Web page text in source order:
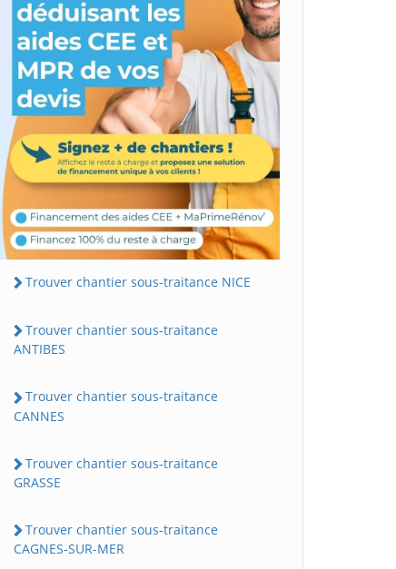
Trouver chantier sous-traitance NICE
Trouver chantier sous-traitance
ANTIBES
Trouver chantier sous-traitance
CANNES
Trouver chantier sous-traitance
GRASSE
Trouver chantier sous-traitance
CAGNES-SUR-MER